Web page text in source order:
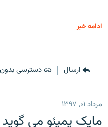
ادامه خبر
ارسال دسترسی
مرداد ۰۱, ۱۳۹۷
مایک پمپئو می